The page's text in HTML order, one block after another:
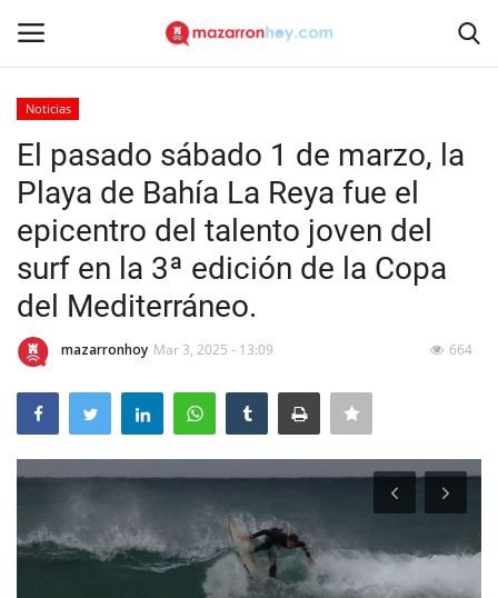
Inicio
Contacto
Noticias
Mazarrón Hoy
Entrevistas
Reportajes
Empresas
Noticias
El pasado sábado 1 de marzo, la
Playa de Bahía La Reya fue el
epicentro del talento joven del
surf en la 3ª edición de la Copa
del Mediterráneo.
mazarronhoy Mar 3, 2025 - 13:09 664